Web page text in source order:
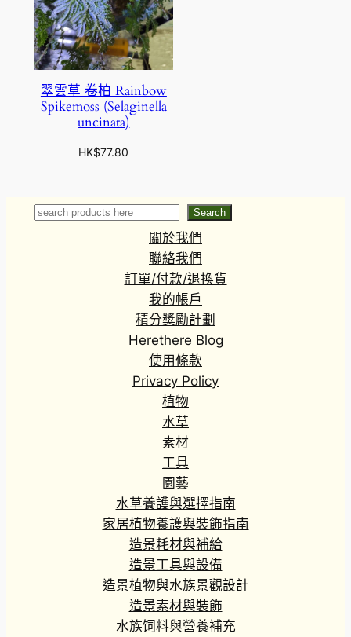
翠雲草 卷柏 Rainbow
Spikemoss (Selaginella
uncinata)
HK$77.80
Search Search
關於我們
聯絡我們
訂單/付款/退換貨
我的帳戶
積分獎勵計劃
Herethere Blog
使用條款
Privacy Policy
植物
水草
素材
工具
園藝
水草養護與選擇指南
家居植物養護與裝飾指南
造景耗材與補給
造景工具與設備
造景植物與水族景觀設計
造景素材與裝飾
水族饲料與營養補充